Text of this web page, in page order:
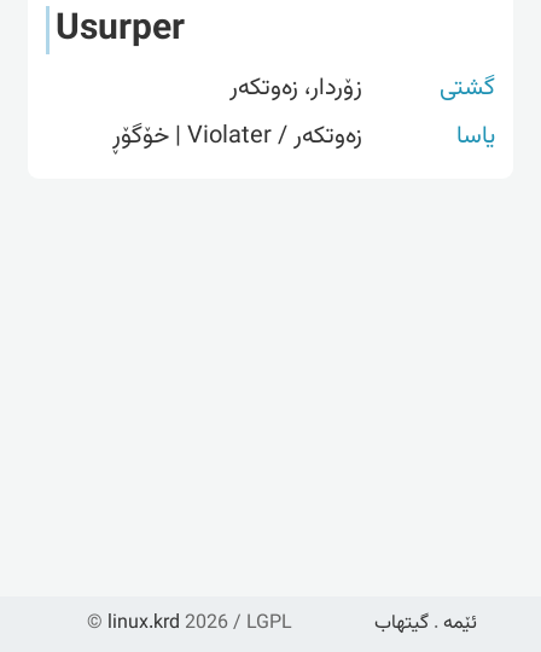
Usurper
گشتی
زۆردار، زەوتکەر
یاسا
زەوتکەر / Violater | خۆگۆڕ
© linux.krd 2026 / LGPL ئێمە . گیتهاب